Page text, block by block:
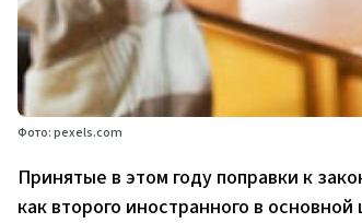
Фото: pexels.com
Принятые в этом году поправки к
как второго иностранного в